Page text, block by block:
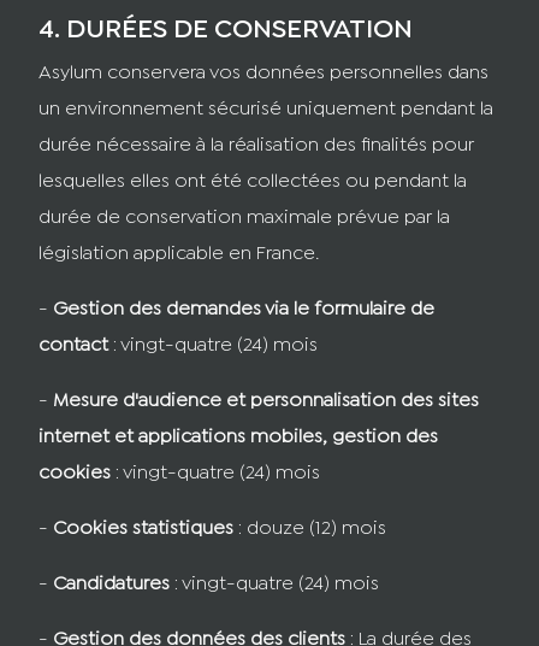
4. DURÉES DE CONSERVATION
Asylum conservera vos données personnelles dans
un environnement sécurisé uniquement pendant la
durée nécessaire à la réalisation des finalités pour
lesquelles elles ont été collectées ou pendant la
durée de conservation maximale prévue par la
législation applicable en France.
- Gestion des demandes via le formulaire de
contact: vingt-quatre (24) mois
- Mesure d'audience et personnalisation des sites
internet et applications mobiles, gestion des
cookies : vingt-quatre (24) mois
- Cookies statistiques : douze (12) mois
- Candidatures : vingt-quatre (24) mois
- Gestion des données des clients : La durée des